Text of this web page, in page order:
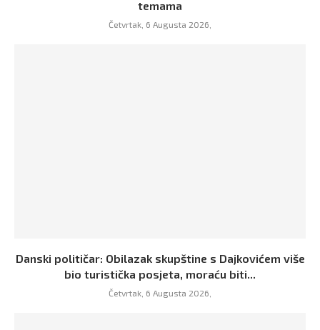
temama
Četvrtak, 6 Augusta 2026,
Danski političar: Obilazak skupštine s Dajkovićem više
bio turistička posjeta, moraću biti...
Četvrtak, 6 Augusta 2026,